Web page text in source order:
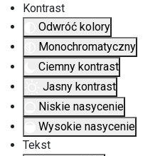
Kontrast
Odwróć kolory
Monochromatyczny
Ciemny kontrast
Jasny kontrast
Niskie nasycenie
Wysokie nasycenie
Tekst